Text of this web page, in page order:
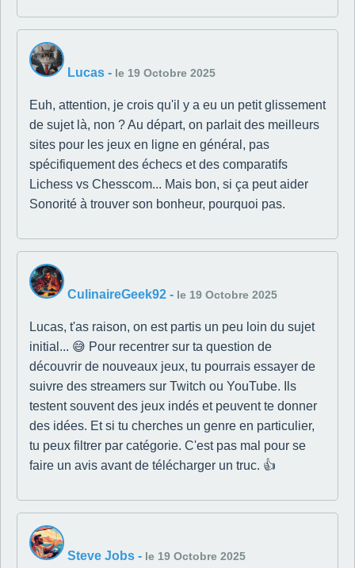
Lucas - le 19 Octobre 2025
Euh, attention, je crois qu'il y a eu un petit glissement
de sujet là, non ? Au départ, on parlait des meilleurs
sites pour les jeux en ligne en général, pas
spécifiquement des échecs et des comparatifs
Lichess vs Chesscom... Mais bon, si ça peut aider
Sonorité à trouver son bonheur, pourquoi pas.
CulinaireGeek92 - le 19 Octobre 2025
Lucas, t'as raison, on est partis un peu loin du sujet
initial... 😅 Pour recentrer sur ta question de
découvrir de nouveaux jeux, tu pourrais essayer de
suivre des streamers sur Twitch ou YouTube. Ils
testent souvent des jeux indés et peuvent te donner
des idées. Et si tu cherches un genre en particulier,
tu peux filtrer par catégorie. C'est pas mal pour se
faire un avis avant de télécharger un truc. 👍
Steve Jobs - le 19 Octobre 2025